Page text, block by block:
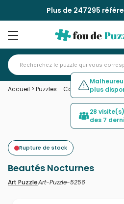
Plus de 247295
Accueil > Puzzles - Cottages et Châlets
Rupture de stock
Beautés Nocturnes
Art PuzzleArt-Puzzle-5256
plus
28
des 7